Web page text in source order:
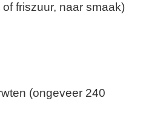
friszuur, naar smaak)
(ongeveer 240